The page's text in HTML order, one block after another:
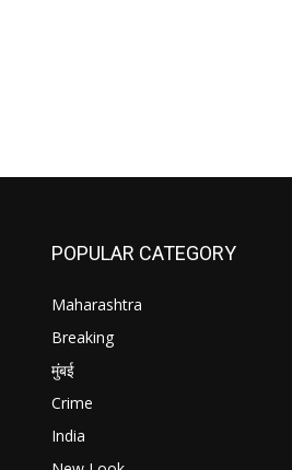
POPULAR CATEGORY
Maharashtra
Breaking
मुंबई
Crime
India